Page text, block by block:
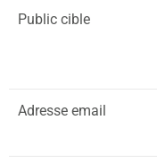
Public cible
Adresse email